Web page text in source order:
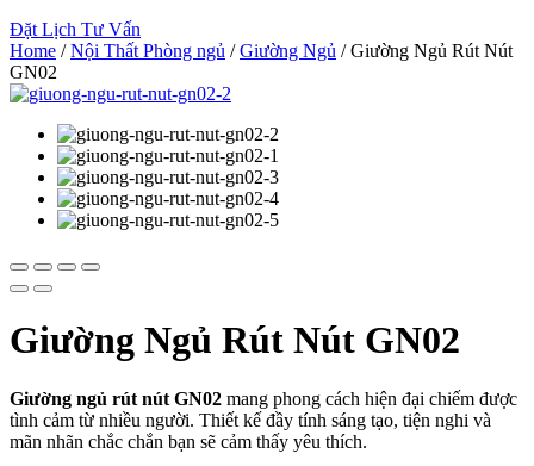
Đặt Lịch Tư Vấn
Home /Nội Thất Phòng ngủ /Giường Ngủ / Giường Ngủ Rút Nút
GN02
Giường Ngủ Rút Nút GN02
Giường ngủ rút nút GN02 mang phong cách hiện đại chiếm được
tình cảm từ nhiều người. Thiết kế đầy tính sáng tạo, tiện nghi và
mãn nhãn chắc chắn bạn sẽ cảm thấy yêu thích.